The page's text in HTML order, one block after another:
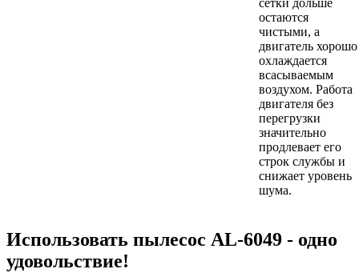
сетки дольше
остаются
чистыми, а
двигатель хорошо
охлаждается
всасываемым
воздухом. Работа
двигателя без
перегрузки
значительно
продлевает его
строк службы и
снижает уровень
шума.
Использовать пылесос AL-6049 - одно
удовольствие!